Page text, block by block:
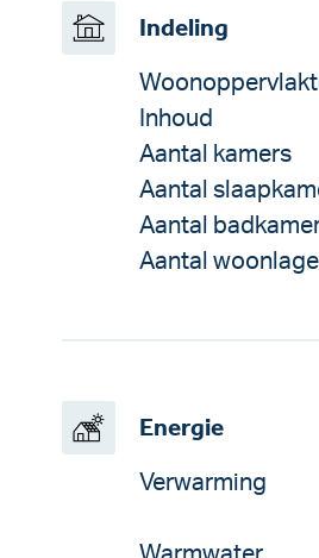
Indeling
Inhoud
Aantal kamers
Aantal
Aantal
Aantal
Energie
Verwarming